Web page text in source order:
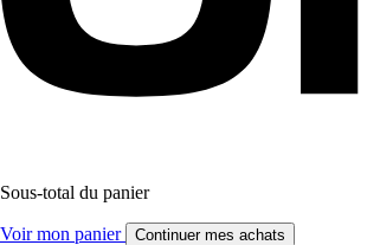
Sous-total du panier
Voir mon panier Continuer mes achats